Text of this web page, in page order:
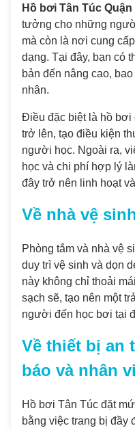
Hồ bơi Tân Túc Quận
tưởng cho những
mà còn là nơi cung
dạng. Tại đây, bạn có
bản đến nâng cao,
nhân.
Điều đặc biệt là hồ bơi
trở lên, tạo điều kiện
người học. Ngoài ra,
học và chi phí hợp lý
đây trở nên linh hoạt
Về nhà vệ
Phòng tắm và nhà vệ
duy trì vệ sinh và dọn
này không chỉ thoải
sạch sẽ, tạo nên một
người đến học bơi tại
Về thiết bị an
báo và nhân
Hồ bơi Tân Túc đặt
bằng việc trang bị đầy